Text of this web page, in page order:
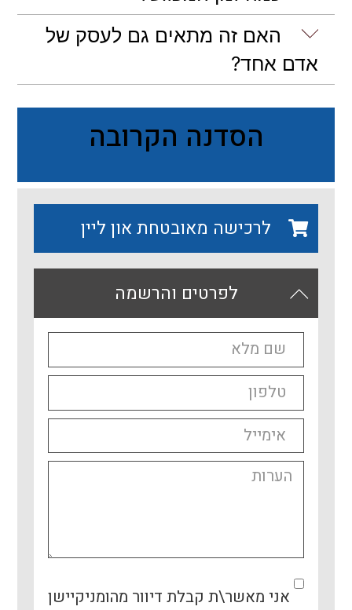
האם זה מתאים גם לעסק של
אדם אחד?
הסדנה הקרובה
לרכישה מאובטחת און ליין
לפרטים והרשמה
אני מאשר\ת קבלת דיוור מהומניקיישן